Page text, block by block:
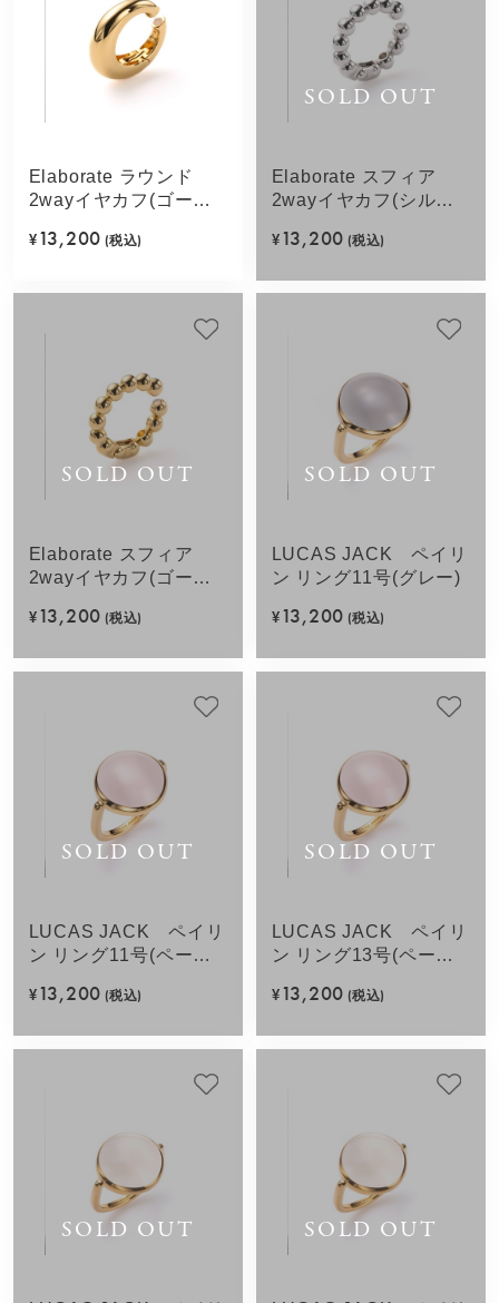
Elaborate ラウンド
2wayイヤカフ(ゴール
¥ 13,200 (税込)
SOLD OUT
Elaborate スフィア
2wayイヤカフ(シルバ
¥ 13,200 (税込)
SOLD OUT
Elaborate スフィア
2wayイヤカフ(ゴール
¥ 13,200 (税込)
SOLD OUT
LUCAS JACK ペイリ
ン リング11号(グレー)
¥ 13,200 (税込)
SOLD OUT
LUCAS JACK ペイリ
ン リング11号(ペール
¥ 13,200 (税込)
SOLD OUT
LUCAS JACK ペイリ
ン リング13号(ペール
¥ 13,200 (税込)
SOLD OUT SOLD OUT